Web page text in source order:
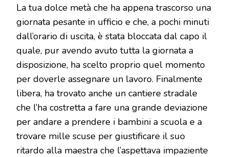
La tua dolce metà che ha appena trascorso una
giornata pesante in ufficio e che, a pochi minuti
dall’orario di uscita, è stata bloccata dal capo il
quale, pur avendo avuto tutta la giornata a
disposizione, ha scelto proprio quel momento
per doverle assegnare un lavoro. Finalmente
libera, ha trovato anche un cantiere stradale
che l’ha costretta a fare una grande deviazione
per andare a prendere i bambini a scuola e a
trovare mille scuse per giustificare il suo
ritardo alla maestra che l’aspettava impaziente